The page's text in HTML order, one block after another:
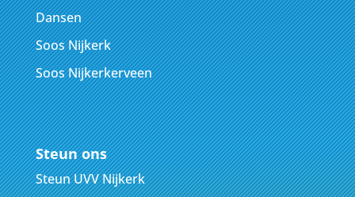
Dansen
Soos Nijkerk
Soos Nijkerkerveen
Steun ons
Steun UVV Nijkerk